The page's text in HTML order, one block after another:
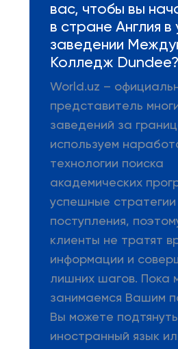
вас, чтобы вы
в стране Англия в
заведении
Колледж Dundee?
World.uz –
представитель
заведений за
используем
технологии поиска
академических
успешные стратегии
поступления,
клиенты не тратят
информации и
лишних шагов. Пока
занимаемся Вашим
Вы можете подтянуть
иностранный язык